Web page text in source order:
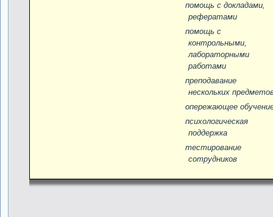
помощь c докладами,
рефератами
помощь с
контрольными,
лабораторными
работами
преподавание
нескольких
опережающее
психологическая
поддержка
тестирование
сотрудников